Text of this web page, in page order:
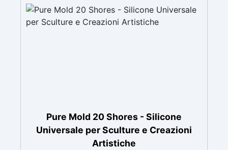
artigianali con dettagli complessi. Compatibile
con: resina epossidica, gesso, cera, poliuretano,
cemento e materiali compositi. ✔️ EQUILIBRIO
sculture, oggetti artistici e prototipazione. ✔️
TEMPI TECNICI Tempo di lavoro (WT): 60-80
minuti. Tempo di indurimento: 24 ore. Modalità
d’uso per tutta la linea Liquid Mold
Pure Mold 20 Shores - Silicone
Universale per Sculture e Creazioni
Artistiche